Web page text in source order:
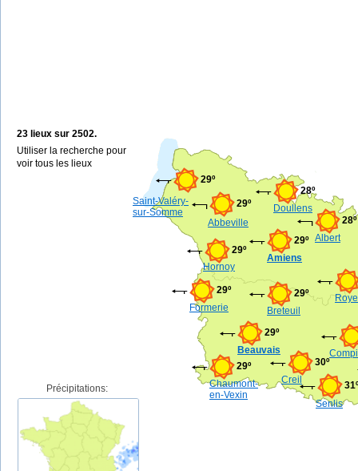
23 lieux sur 2502.
Utiliser la recherche pour
voir tous les lieux
Amiens
29º
Beauvais
29º
Creil
30º
Abbeville
29º
Senlis
31º
Albert
28º
Roye
Doullens
28º
Breteuil
29º
Chaumont-
en-Vexin
29º
Saint-Valéry-
sur-Somme
29º
Formerie
29º
Hornoy
29º
Précipitations: